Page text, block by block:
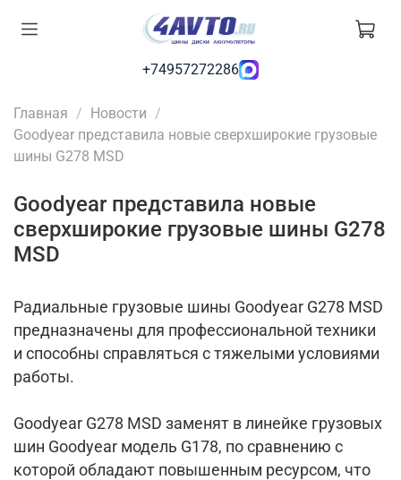
+74957272286
Главная
Новости
Goodyear представила новые сверхширокие грузовые
шины G278 MSD
Goodyear представила новые
сверхширокие грузовые шины G278
MSD
Радиальные грузовые шины Goodyear G278 MSD
предназначены для профессиональной техники
и способны справляться с тяжелыми условиями
работы.
Goodyear G278 MSD заменят в линейке грузовых
шин Goodyear модель G178, по сравнению с
которой обладают повышенным ресурсом, что